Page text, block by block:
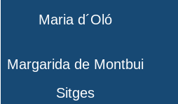
Maria d´Oló
Margarida de Montbui
Sitges